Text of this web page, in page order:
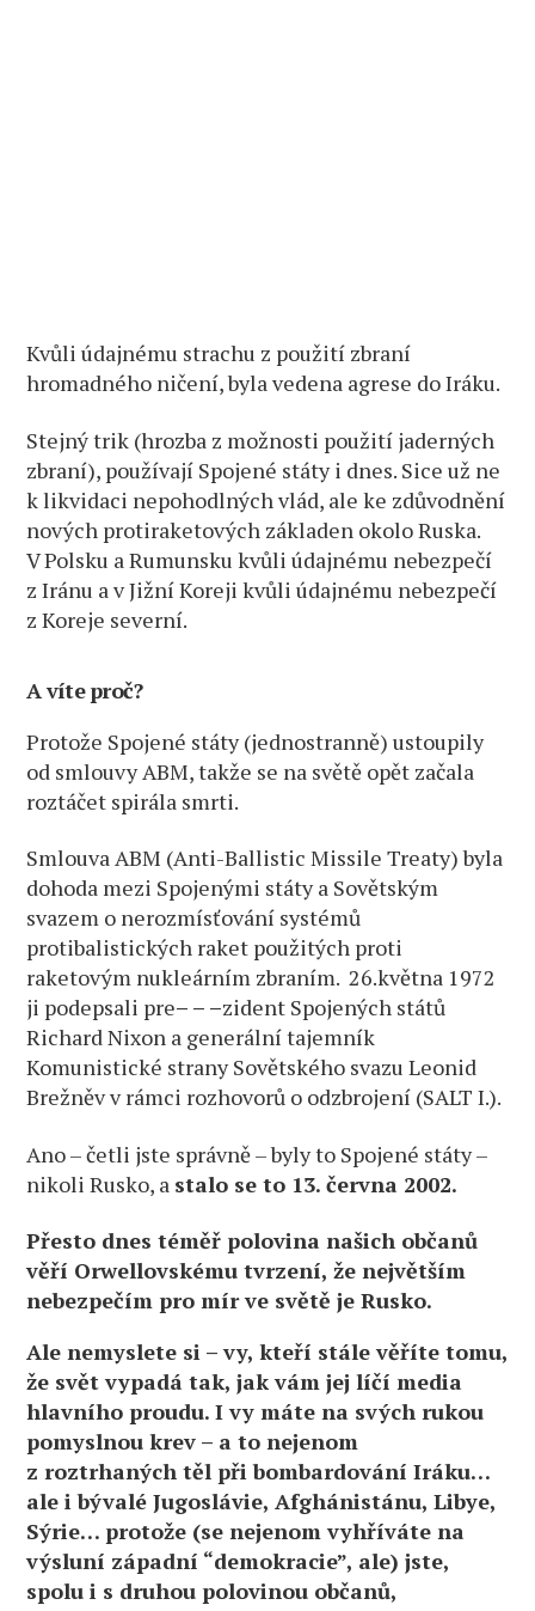
Kvůli údajnému strachu z použití zbraní
hromadného ničení, byla vedena agrese do Iráku.
Stejný trik (hrozba z možnosti použití jaderných
zbraní), používají Spojené státy i dnes. Sice už ne
k likvidaci nepohodlných vlád, ale ke zdůvodnění
nových protiraketových základen okolo Ruska.
V Polsku a Rumunsku kvůli údajnému nebezpečí
z Iránu a v Jižní Koreji kvůli údajnému nebezpečí
z Koreje severní.
A víte proč?
Protože Spojené státy (jednostranně) ustoupily
od smlouvy ABM, takže se na světě opět začala
roztáčet spirála smrti.
Smlouva ABM (Anti-Ballistic Missile Treaty) byla
dohoda mezi Spojenými státy a Sovětským
svazem o nerozmísťování systémů
protibalistických raket použitých proti
raketovým nukleárním zbraním. 26.května 1972
ji podepsali pre– – –zident Spojených států
Richard Nixon a generální tajemník
Komunistické strany Sovětského svazu Leonid
Brežněv v rámci rozhovorů o odzbrojení (SALT I.).
Ano – četli jste správně – byly to Spojené státy –
nikoli Rusko, a stalo se to 13. června 2002.
Přesto dnes téměř polovina našich občanů
věří Orwellovskému tvrzení, že největším
nebezpečím pro mír ve světě je Rusko.
Ale nemyslete si – vy, kteří stále věříte tomu,
že svět vypadá tak, jak vám jej líčí media
hlavního proudu. I vy máte na svých rukou
pomyslnou krev – a to nejenom
z roztrhaných těl při bombardování Iráku…
ale i bývalé Jugoslávie, Afghánistánu, Libye,
Sýrie… protože (se nejenom vyhříváte na
výsluní západní “demokracie”, ale) jste,
spolu i s druhou polovinou občanů,